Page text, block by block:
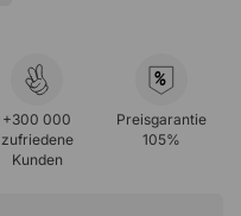
+300 000
zufriedene
Kunden
%
Preisgarantie
105%